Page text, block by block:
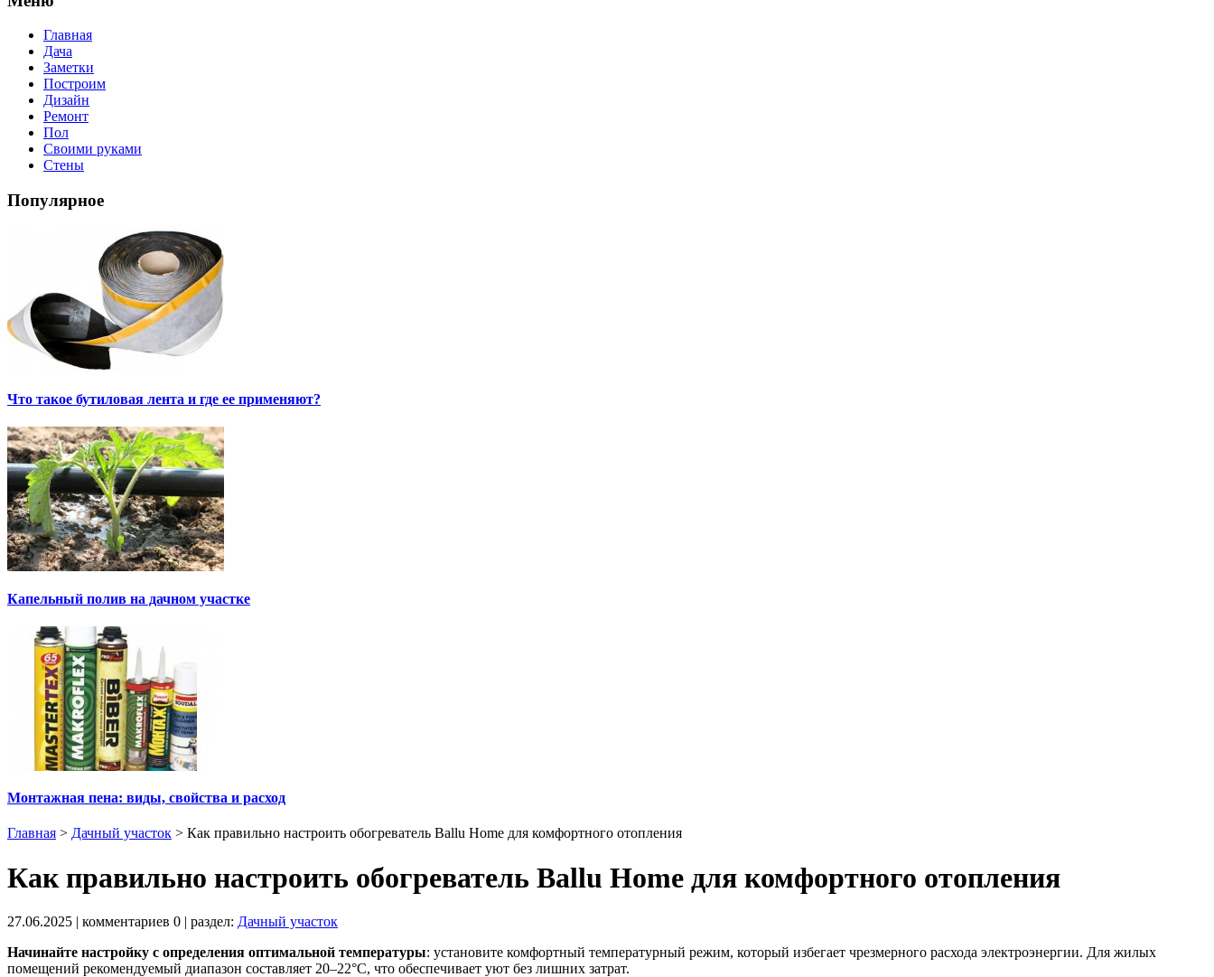
Главная
Дача
Заметки
Построим
Дизайн
Ремонт
Пол
Своими руками
Стены
Популярное
Что такое бутиловая лента и где ее применяют?
Капельный полив на дачном участке
Монтажная пена: виды, свойства и расход
Главная > Дачный участок > Как правильно настроить обогреватель Ballu Home для комфортного отопления
Как правильно настроить обогреватель Ballu Home для комфортного отопления
27.06.2025 | комментариев 0 | раздел: Дачный участок
Начинайте настройку с определения оптимальной температуры: установите комфортный температурный режим, который избегает чрезмерного расхода электроэнергии. Для жилых
помещений рекомендуемый диапазон составляет 20–22°C, что обеспечивает уют без лишних затрат.